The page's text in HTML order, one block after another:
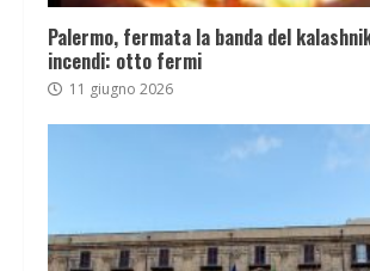
Palermo, fermata la banda del
incendi: otto fermi
11 giugno 2026